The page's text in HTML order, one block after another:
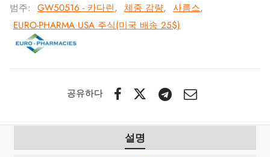
범주: GW50516 - 카다린, 체중 감량, 사름스,
EURO-PHARMA USA 주식(미국 배송 25$)
공유하다
설명
/ 제네틱 🇪🇺
한 🇪🇺
논 🇪🇺
/ 파마콤 인터내셔널 🌍
몰
론 아세테이트
투리나볼
탄
파티데(문자로)
렐린 GnRH